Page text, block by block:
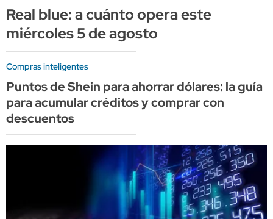
Real blue: a cuánto opera este
miércoles 5 de agosto
Compras inteligentes
Puntos de Shein para ahorrar dólares: la guía
para acumular créditos y comprar con
descuentos